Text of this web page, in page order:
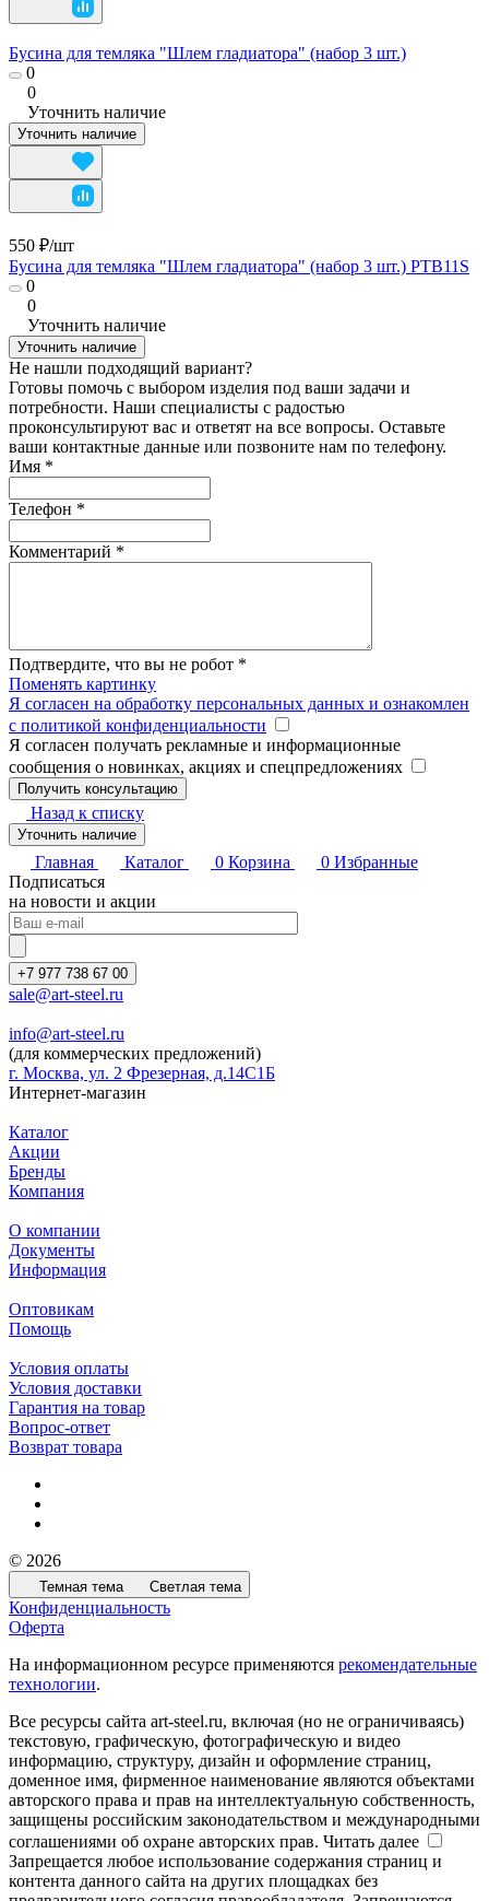
Бусина для темляка "Шлем гладиатора" (набор 3 шт.)
0
0
Уточнить наличие
Уточнить наличие
550 ₽/шт
Бусина для темляка "Шлем гладиатора" (набор 3 шт.) PTB11S
0
0
Уточнить наличие
Уточнить наличие
Не нашли подходящий вариант?
Готовы помочь с выбором изделия под ваши задачи и
потребности. Наши специалисты с радостью
проконсультируют вас и ответят на все вопросы. Оставьте
ваши контактные данные или позвоните нам по телефону.
Имя *
Телефон *
Комментарий *
Подтвердите, что вы не робот *
Поменять картинку
Я согласен на обработку персональных данных и ознакомлен
с политикой конфиденциальности
Я согласен получать рекламные и информационные
сообщения о новинках, акциях и спецпредложениях
Назад к списку
Уточнить наличие
Главная Каталог 0 Корзина 0 Избранные
Подписаться
на новости и акции
+7 977 738 67 00
sale@art-steel.ru
info@art-steel.ru
(для коммерческих предложений)
г. Москва, ул. 2 Фрезерная, д.14С1Б
Интернет-магазин
Каталог
Акции
Бренды
Компания
О компании
Документы
Информация
Оптовикам
Помощь
Условия оплаты
Условия доставки
Гарантия на товар
Вопрос-ответ
Возврат товара
© 2026
Темная тема Светлая тема
Конфиденциальность
Оферта
На информационном ресурсе применяются рекомендательные
технологии.
Все ресурсы сайта art-steel.ru, включая (но не ограничиваясь)
текстовую, графическую, фотографическую и видео
информацию, структуру, дизайн и оформление страниц,
доменное имя, фирменное наименование являются объектами
авторского права и прав на интеллектуальную собственность,
защищены российским законодательством и международными
соглашениями об охране авторских прав. Читать далее
Запрещается любое использование содержания страниц и
контента данного сайта на других площадках без